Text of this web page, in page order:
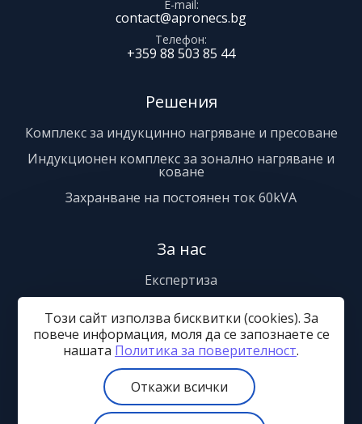
Решения
Комплекс за индукцинно нагряване и пресоване
Индукционен комплекс за зонално нагряване и
коване
Захранване на постоянен ток 60kVA
За нас
Експертиза
Сертификати
Контакти
E-mail
contact@apronecs.bg
Телефон
+359 88 503 85 44
Този сайт използва бисквитки (cookies). За
повече информация, моля да се запознаете се
нашaтa Политика за поверителност.
Откажи всички